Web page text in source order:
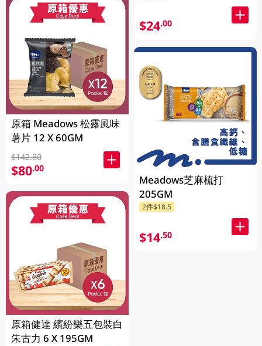
原箱 Meadows 松露風味
薯片 12 X 60GM
$142.80
$80.00
原箱健達 繽紛樂五包裝白
朱古力 6 X 195GM
$24.00
Meadows芝麻梳打
205GM
2件$18.5
$14.50